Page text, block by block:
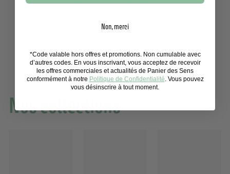
4
Vu récemment
Nos collections
Non, merci
*Code valable hors offres et promotions. Non cumulable avec
d’autres codes. En vous inscrivant, vous acceptez de recevoir
les offres commerciales et actualités de Panier des Sens
conformément à notre Politique de Confidentialité . Vous pouvez
vous désinscrire à tout moment.